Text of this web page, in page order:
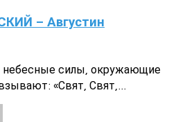
- Августин
небесные силы, окружающие
«Свят, Свят,...